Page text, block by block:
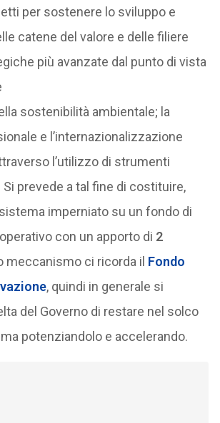
per sostenere lo sviluppo e
catene del valore e delle filiere
più avanzate dal punto di vista
sostenibilità ambientale; la
e l’internazionalizzazione
l’utilizzo di strumenti
Si prevede a tal fine di costituire,
imperniato su un fondo di
con un apporto di 2
meccanismo ci ricorda il Fondo
, quindi in generale si
del Governo di restare nel solco
potenziandolo e accelerando.